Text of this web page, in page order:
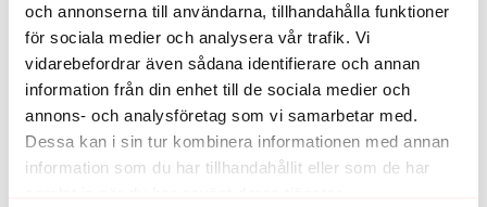
och annonserna till användarna, tillhandahålla funktioner
för sociala medier och analysera vår trafik. Vi
vidarebefordrar även sådana identifierare och annan
information från din enhet till de sociala medier och
annons- och analysföretag som vi samarbetar med.
Dessa kan i sin tur kombinera informationen med annan
information som du har tillhandahållit eller som de har
Johanna T. maj 27
Jättehärligt pass! Jag älskar när man bara kör varje
övning en gång 🤗
4
Ann-Christin K. maj 27